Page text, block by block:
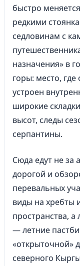
быстро
редкими
седловинам с
назначения» в
горы: место,
устроен
широкие
высот, следы
серпантины.
Сюда едут не за
дорогой и
перевальных
виды на хребты
пространства,
— летние
«открыточной»
северного